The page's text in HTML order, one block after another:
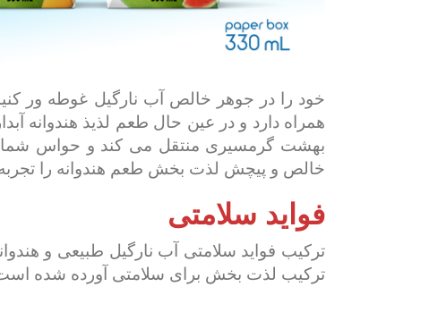
خود را در جوهر خالص آب نارگیل غوطه ور
همراه دارد و در عین حال طعم لذیذ هندوانه
بهشت گرمسیری منتقل می کند و حواس شما
خالص و پیچش لذت بخش طعم هندوانه را تجربه
فواید سلامتی
ترکیب فواید سلامتی آب نارگیل طبیعی و
ترکیب لذت بخش برای سلامتی آورده شده